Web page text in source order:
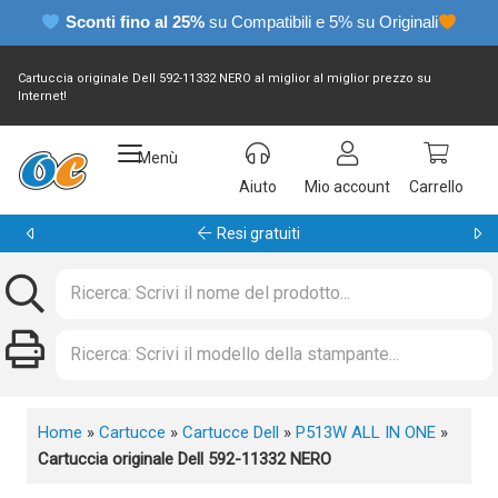
Sconti fino al 25% su Compatibili e 5% su Originali
Cartuccia originale Dell 592-11332 NERO al miglior al miglior prezzo su
Internet!
Menù
Aiuto
Mio account Carrello
Garanzia 24 mesi
Home » Cartucce » Cartucce Dell » P513W ALL IN ONE »
Cartuccia originale Dell 592-11332 NERO